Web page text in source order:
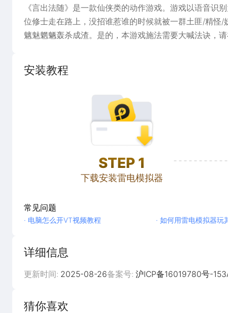
《言出法随》是一款仙侠类的动作游戏。游戏以语音
位修士走在路上，没招谁惹谁的时候就被一群土匪/精怪
魑魅魍魉轰杀成渣。是的，本游戏施法需要大喊法诀，
安装教程
STEP 1
下载安装雷电模拟器
常见问题
· 电脑怎么开VT视频教程 · 如何用雷电模拟器
详细信息
更新时间: 2025-08-26备案号: 沪ICP备16019780号-
猜你喜欢